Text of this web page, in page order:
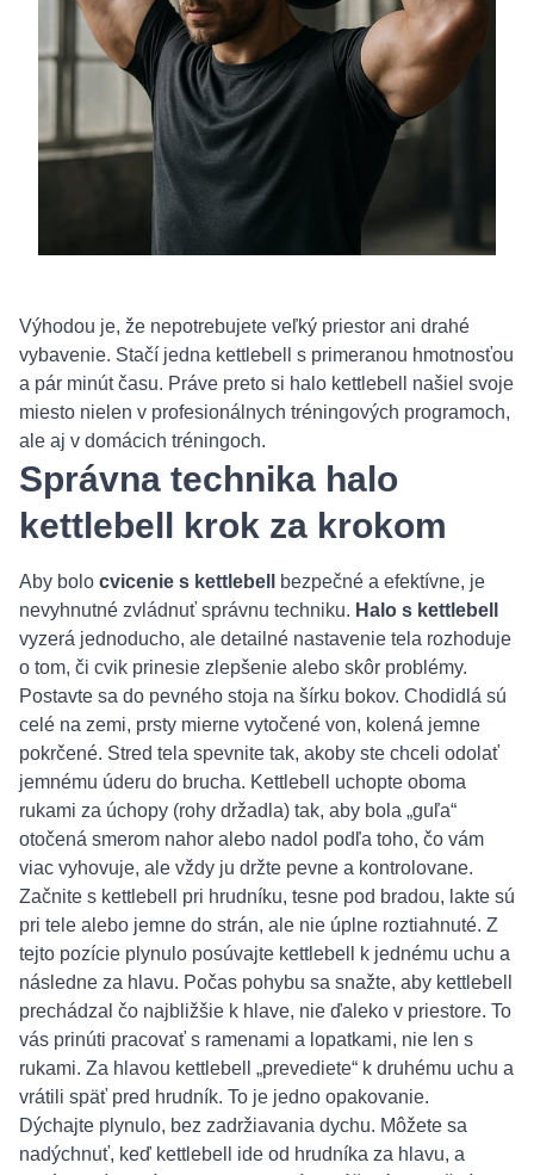
Výhodou je, že nepotrebujete veľký priestor ani drahé
vybavenie. Stačí jedna kettlebell s primeranou hmotnosťou
a pár minút času. Práve preto si halo kettlebell našiel svoje
miesto nielen v profesionálnych tréningových programoch,
ale aj v domácich tréningoch.
Správna technika halo
kettlebell krok za krokom
Aby bolo cvicenie s kettlebell
bezpečné a efektívne, je
nevyhnutné zvládnuť správnu techniku. Halo s kettlebell
vyzerá jednoducho, ale detailné nastavenie tela rozhoduje
o tom, či cvik prinesie zlepšenie alebo skôr problémy.
Postavte sa do pevného stoja na šírku bokov. Chodidlá sú
celé na zemi, prsty mierne vytočené von, kolená jemne
pokrčené. Stred tela spevnite tak, akoby ste chceli odolať
jemnému úderu do brucha. Kettlebell uchopte oboma
rukami za úchopy (rohy držadla) tak, aby bola „guľa“
otočená smerom nahor alebo nadol podľa toho, čo vám
viac vyhovuje, ale vždy ju držte pevne a kontrolovane.
Začnite s kettlebell pri hrudníku, tesne pod bradou, lakte sú
pri tele alebo jemne do strán, ale nie úplne roztiahnuté. Z
tejto pozície plynulo posúvajte kettlebell k jednému uchu a
následne za hlavu. Počas pohybu sa snažte, aby kettlebell
prechádzal čo najbližšie k hlave, nie ďaleko v priestore. To
vás prinúti pracovať s ramenami a lopatkami, nie len s
rukami. Za hlavou kettlebell „prevediete“ k druhému uchu a
vrátili späť pred hrudník. To je jedno opakovanie.
Dýchajte plynulo, bez zadržiavania dychu. Môžete sa
nadýchnuť, keď kettlebell ide od hrudníka za hlavu, a